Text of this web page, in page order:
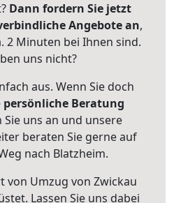
Dann fordern Sie jetzt
Angebote an,
2 Minuten bei Ihnen sind.
uns nicht?
aus. Wenn Sie doch
persönliche Beratung
uns an und unsere
beraten Sie gerne auf
nach Blatzheim.
von Umzug von Zwickau
Lassen Sie uns dabei